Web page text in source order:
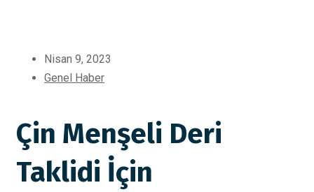
Nisan 9, 2023
Genel Haber
Çin Menşeli Deri
Taklidi İçin